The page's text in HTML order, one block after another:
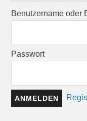
Benutzername oder
Passwort